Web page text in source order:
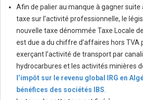
Afin de palier au manque à gagner suite
taxe sur l’activité professionnelle, le
nouvelle taxe dénommée Taxe Locale
est due a du chiffre d’affaires hors TVA
exerçant l’activité de transport par
hydrocarbures et les activités minières
l’impôt sur le revenu global IRG en
bénéfices des sociétés IBS